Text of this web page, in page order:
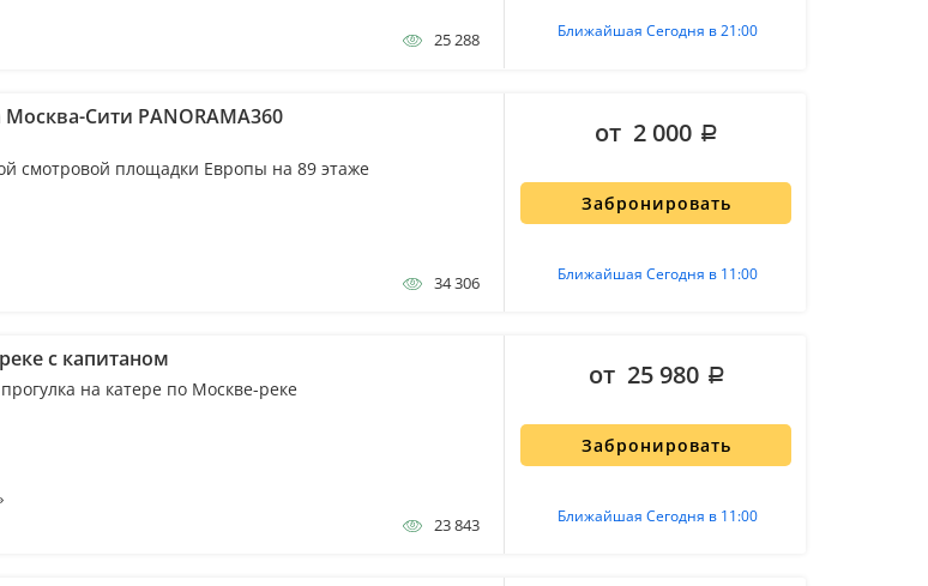
25 288 Ближайшая Сегодня в 21:00
Сити PANORAMA360
смотровой площадки Европы на 89 этаже
34 306
Забронировать
Ближайшая Сегодня в 11:00
от 2 000
с капитаном
на катере по Москве-реке
23 843
Забронировать
Ближайшая Сегодня в 11:00
от 25 980